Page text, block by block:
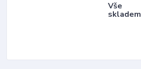
Vše
skladem